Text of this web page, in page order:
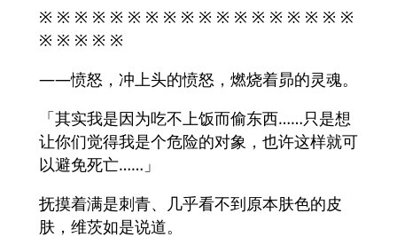
※ ※ ※ ※ ※ ※ ※ ※ ※ ※ ※ ※ ※ ※ ※ ※ ※ ※
※ ※ ※ ※ ※
——愤怒，冲上头的愤怒，燃烧着昴的灵魂。
「其实我是因为吃不上饭而偷东西……只是想
让你们觉得我是个危险的对象，也许这样就可
以避免死亡……」
抚摸着满是刺青、几乎看不到原本肤色的皮
肤，维茨如是说道。